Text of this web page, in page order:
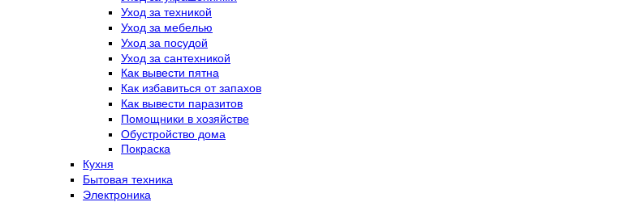
Уход за техникой
Уход за мебелью
Уход за посудой
Уход за сантехникой
Как вывести пятна
Как избавиться от запахов
Как вывести паразитов
Помощники в хозяйстве
Обустройство дома
Покраска
Кухня
Бытовая техника
Электроника